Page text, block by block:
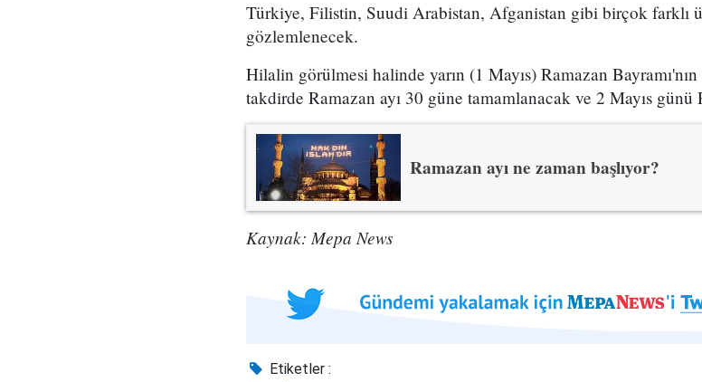
Türkiye, Filistin, Suudi Arabistan, Afganistan gibi birçok farklı
gözlemlenecek.
Hilalin görülmesi halinde yarın (1 Mayıs) Ramazan
takdirde Ramazan ayı 30 güne tamamlanacak ve 2 Mayıs
Ramazan ayı ne zaman başlıyor?
Kaynak: Mepa News
Etiketler :